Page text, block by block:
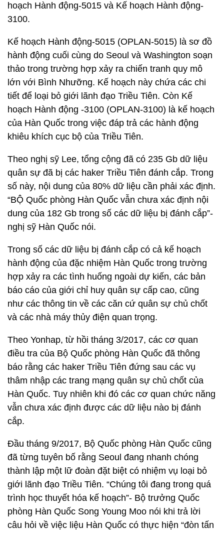
hoạch Hành động-5015 và Kế hoạch Hành động-
3100.
Kế hoạch Hành động-5015 (OPLAN-5015) là sơ đồ
hành động cuối cùng do Seoul và Washington soạn
thảo trong trường hợp xảy ra chiến tranh quy mô
lớn với Bình Nhưỡng. Kế hoạch này chứa các chi
tiết để loại bỏ giới lãnh đạo Triều Tiên. Còn Kế
hoạch Hành động -3100 (OPLAN-3100) là kế hoạch
của Hàn Quốc trong việc đáp trả các hành động
khiêu khích cục bộ của Triều Tiên.
Theo nghị sỹ Lee, tổng cộng đã có 235 Gb dữ liệu
quân sự đã bị các haker Triều Tiên đánh cắp. Trong
số này, nội dung của 80% dữ liệu cần phải xác định.
“BỘ Quốc phòng Hàn Quốc vẫn chưa xác định nội
dung của 182 Gb trong số các dữ liệu bị đánh cắp”-
nghị sỹ Hàn Quốc nói.
Trong số các dữ liệu bị đánh cắp có cả kế hoạch
hành động của đặc nhiệm Hàn Quốc trong trường
hợp xảy ra các tình huống ngoài dự kiến, các bản
báo cáo của giới chỉ huy quân sự cấp cao, cũng
như các thông tin về các căn cứ quân sự chủ chốt
và các nhà máy thủy điện quan trọng.
Theo Yonhap, từ hồi tháng 3/2017, các cơ quan
điều tra của Bộ Quốc phòng Hàn Quốc đã thông
báo rằng các haker Triều Tiên đứng sau các vụ
thâm nhập các trang mạng quân sự chủ chốt của
Hàn Quốc. Tuy nhiên khi đó các cơ quan chức năng
vẫn chưa xác định được các dữ liệu nào bị đánh
cắp.
Đầu tháng 9/2017, Bộ Quốc phòng Hàn Quốc cũng
đã từng tuyên bố rằng Seoul đang nhanh chóng
thành lập một lữ đoàn đặt biệt có nhiệm vụ loại bỏ
giới lãnh đạo Triều Tiên. “Chúng tôi đang trong quá
trình học thuyết hóa kế hoạch”- Bộ trưởng Quốc
phòng Hàn Quốc Song Young Moo nói khi trả lời
câu hỏi về việc liệu Hàn Quốc có thực hiện “đòn tấn